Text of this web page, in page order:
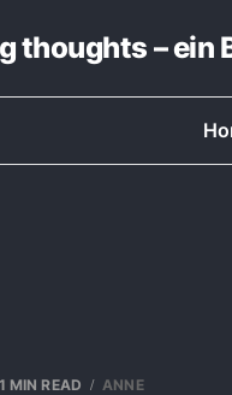
thoughts – ein
1 MIN READ ANNE